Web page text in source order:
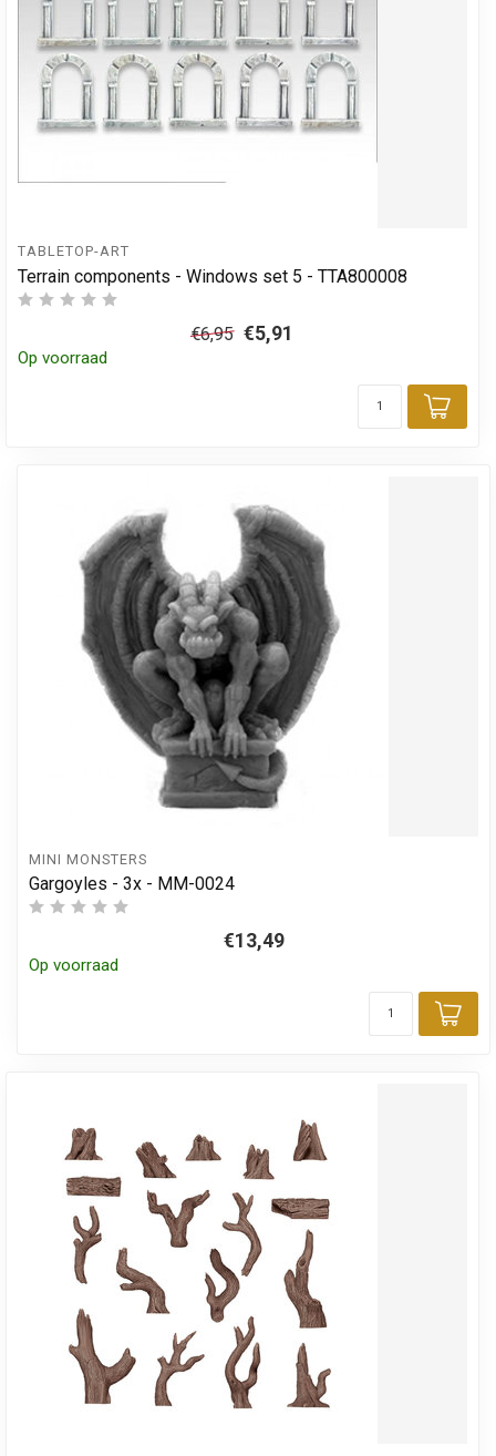
TABLETOP-ART
Terrain components - Windows set 5 - TTA800008
€6,95 €5,91
Op voorraad
MINI MONSTERS
Gargoyles - 3x - MM-0024
€13,49
Op voorraad